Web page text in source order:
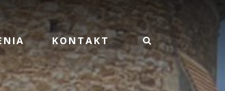
KONTAKT